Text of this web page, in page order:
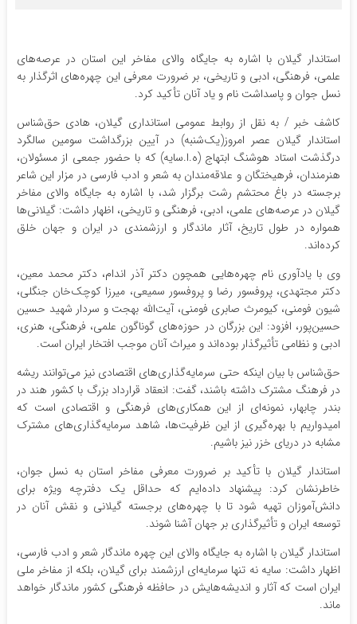
استاندار گیلان با اشاره به جایگاه والای مفاخر این استان در عرصه‌های
علمی، فرهنگی، ادبی و تاریخی، بر ضرورت معرفی این چهره‌های اثرگذار به
نسل جوان و پاسداشت نام و یاد آنان تأکید کرد.
کاشف خبر / به نقل از روابط عمومی استانداری گیلان، هادی حق‌شناس
استاندار گیلان عصر امروز(یک‌شنبه) در آیین بزرگداشت سومین سالگرد
درگذشت استاد هوشنگ ابتهاج (ه.ا.سایه) که با حضور جمعی از مسئولان،
هنرمندان، فرهیختگان و علاقه‌مندان به شعر و ادب فارسی در مزار این شاعر
برجسته در باغ محتشم رشت برگزار شد، با اشاره به جایگاه والای مفاخر
گیلان در عرصه‌های علمی، ادبی، فرهنگی و تاریخی، اظهار داشت: گیلانی‌ها
همواره در طول تاریخ، آثار ماندگار و ارزشمندی در ایران و جهان خلق
کرده‌اند.
وی با یادآوری نام چهره‌هایی همچون دکتر آذر اندام، دکتر محمد معین،
دکتر مجتهدی، پروفسور رضا و پروفسور سمیعی، میرزا کوچک‌خان جنگلی،
شیون فومنی، کیومرث صابری فومنی، آیت‌الله بهجت و سردار شهید حسین
حسین‌پور، افزود: این بزرگان در حوزه‌های گوناگون علمی، فرهنگی، هنری،
ادبی و نظامی تأثیرگذار بوده‌اند و میراث آنان موجب افتخار ایران است.
حق‌شناس با بیان اینکه حتی سرمایه‌گذاری‌های اقتصادی نیز می‌توانند ریشه
در فرهنگ مشترک داشته باشند، گفت: انعقاد قرارداد بزرگ با کشور هند در
بندر چابهار، نمونه‌ای از این همکاری‌های فرهنگی و اقتصادی است که
امیدواریم با بهره‌گیری از این ظرفیت‌ها، شاهد سرمایه‌گذاری‌های مشترک
مشابه در دریای خزر نیز باشیم.
استاندار گیلان با تأکید بر ضرورت معرفی مفاخر استان به نسل جوان،
خاطرنشان کرد: پیشنهاد داده‌ایم که حداقل یک دفترچه ویژه برای
دانش‌آموزان تهیه شود تا با چهره‌های برجسته گیلانی و نقش آنان در
توسعه ایران و تأثیرگذاری بر جهان آشنا شوند.
استاندار گیلان با اشاره به جایگاه والای این چهره ماندگار شعر و ادب فارسی،
اظهار داشت: سایه نه تنها سرمایه‌ای ارزشمند برای گیلان، بلکه از مفاخر ملی
ایران است که آثار و اندیشه‌هایش در حافظه فرهنگی کشور ماندگار خواهد
ماند.